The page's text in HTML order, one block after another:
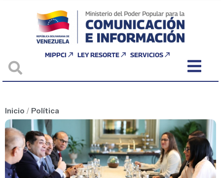
MIPPCI LEY RESORTE SERVICIOS
Inicio / Política